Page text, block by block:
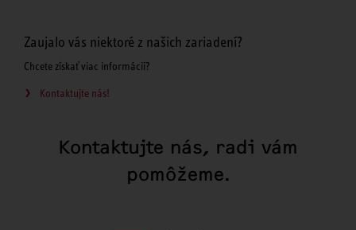
Zaujalo vás niektoré z našich zariadení?
Chcete získať viac informácií?
Kontaktujte nás!
Kontaktujte nás, radi vám
pomôžeme.